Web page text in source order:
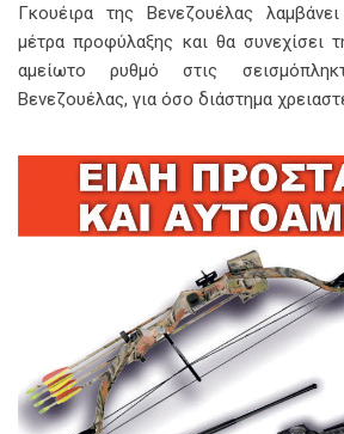
Γκουέιρα της Βενεζουέλας
μέτρα προφύλαξης και θα συνεχίσει
αμείωτο ρυθμό στις
Βενεζουέλας, για όσο διάστημα